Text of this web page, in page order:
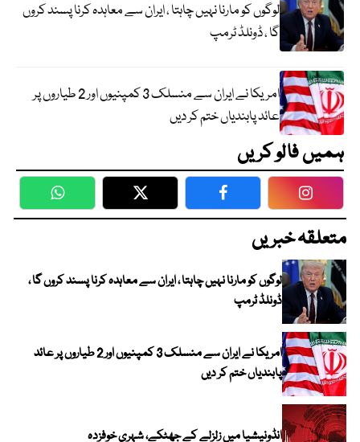
لوگوں کو مارنا نہیں چاہتا ، ایران سے معاہدہ کرنا پسند کروں
گا ، ڈونلڈ ٹرمپ
امریکا نے ایران سے منسلک 3 کمپنیوں اور 2 طیاروں پر
عائد پابندیاں ختم کر دیں
ہمیں فالو کریں
WhatsApp Twitter Facebook
متعلقہ خبریں
لوگوں کو مارنا نہیں چاہتا ، ایران سے معاہدہ کرنا پسند کروں گا ،
ڈونلڈ ٹرمپ
امریکا نے ایران سے منسلک 3 کمپنیوں اور 2 طیاروں پر عائد
پابندیاں ختم کر دیں
انڈونیشیا میں زلزلے کے جھٹکے، شہری خوفزدہ